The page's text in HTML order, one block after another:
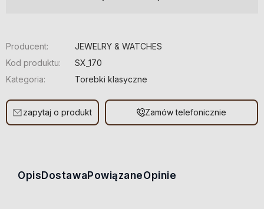
Producent:
JEWELRY & WATCHES
Kod produktu:
SX_170
Kategoria:
Torebki klasyczne
zapytaj o produkt Zamów telefonicznie
Opis Dostawa PowiązaneOpinie